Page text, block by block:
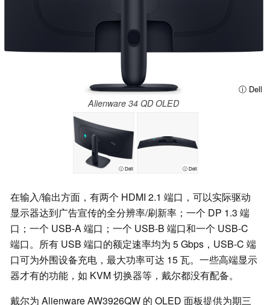
ⓘ Dell
Alienware 34 QD OLED
ⓘ Dell ⓘ Dell
在输入/输出方面，有两个 HDMI 2.1 端口，可以实际驱动
显示器达到广告宣传的全分辨率/刷新率；一个 DP 1.3 端
口；一个 USB-A 端口；一个 USB-B 端口和一个 USB-C
端口。所有 USB 端口的额定速率均为 5 Gbps，USB-C 端
口可为外围设备充电，最大功率可达 15 瓦。一些高端显示
器才有的功能，如 KVM 切换器等，戴尔都没有配备。
戴尔为 Alienware AW3926QW 的 OLED 面板提供为期三